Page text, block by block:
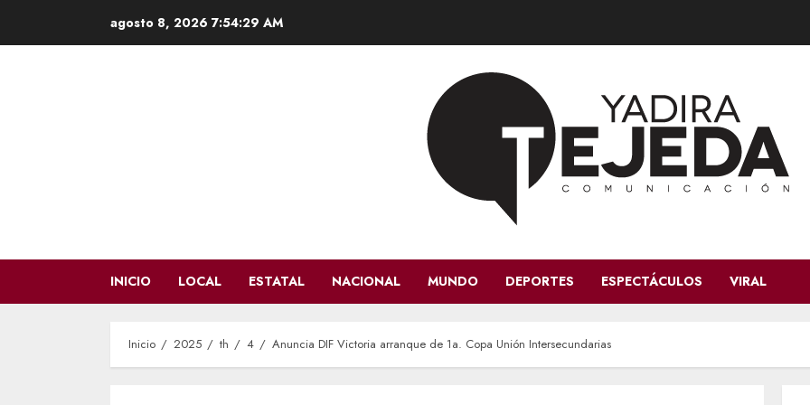
agosto 8, 2026 7:54:30 AM
INICIO LOCAL ESTATAL NACIONAL MUNDO DEPORTES ESPECTÁCULOS VIRAL
Inicio 2025 th 4 Anuncia DIF Victoria arranque de 1a. Copa Unión Intersecundarias